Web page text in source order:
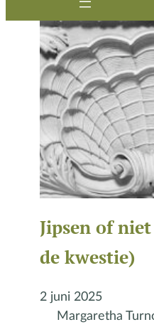
Jipsen of
de kwestie)
2 juni 2025
Margaretha